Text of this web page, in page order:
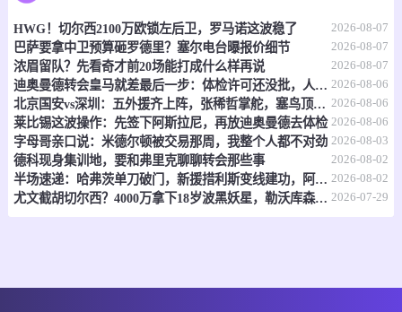
情报
爱超 08-08 02:45
德利城 0 - 0 斯莱戈流浪者
情报
爱超 08-08 02:45 直播中
HWG！切尔西2100万欧锁左后卫，罗马诺这波稳了 2026-08-07
巴萨要拿中卫预算砸罗德里？塞尔电台曝报价细节 2026-08-07
浓眉留队？先看奇才前20场能打成什么样再说 2026-08-07
迪奥曼德转会皇马就差最后一步：体检许可还没批，人在等放行 2026-08-06
北京国安vs深圳：五外援齐上阵，张稀哲掌舵，塞鸟顶中锋？ 2026-08-06
莱比锡这波操作：先签下阿斯拉尼，再放迪奥曼德去体检 2026-08-06
字母哥亲口说：米德尔顿被交易那周，我整个人都不对劲 2026-08-03
德科现身集训地，要和弗里克聊聊转会那些事 2026-08-02
半场速递：哈弗茨单刀破门，新援措利斯变线建功，阿森纳2-0领先赫罗纳 2026-08-02
尤文截胡切尔西？4000万拿下18岁波黑妖星，勒沃库森放人 2026-07-29